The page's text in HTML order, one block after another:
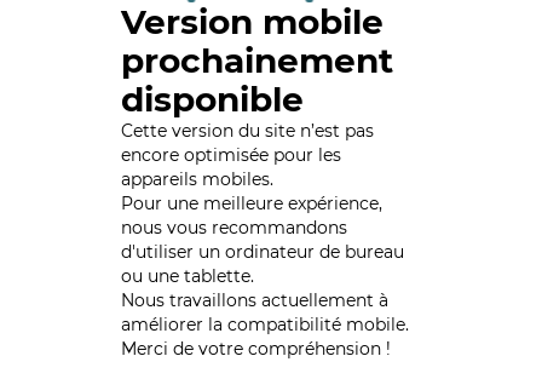
Version mobile
prochainement
disponible
Cette version du site n’est pas
encore optimisée pour les
appareils mobiles.
Pour une meilleure expérience,
nous vous recommandons
d'utiliser un ordinateur de bureau
ou une tablette.
Nous travaillons actuellement à
améliorer la compatibilité mobile.
Merci de votre compréhension !